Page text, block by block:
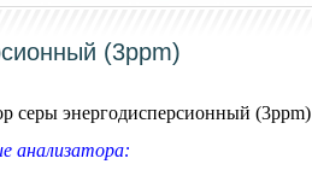
(3ppm)
серы энергодисперсионный (3ppm)
анализатора: